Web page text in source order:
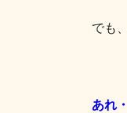
でも
あれ